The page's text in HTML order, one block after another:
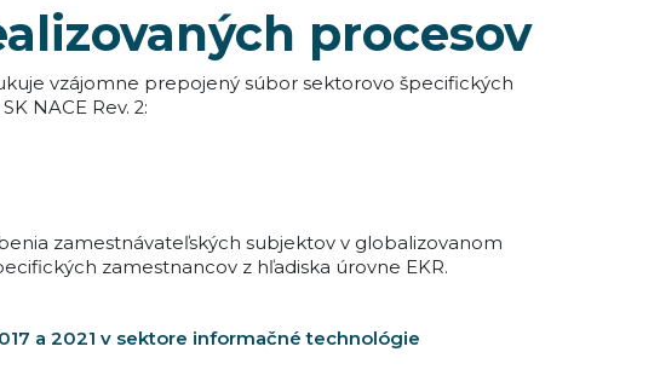
procesov
vzájomne prepojený súbor sektorovo špecifických
NACE Rev. 2:
zamestnávateľských subjektov v globalizovanom
zamestnancov z hľadiska úrovne EKR.
a 2021 v sektore informačné technológie